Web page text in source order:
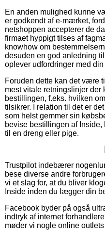
En anden mulighed kunne
er godkendt af e-mærket,
netshoppen accepterer de
firmaet hyppigt tilses af
knowhow om
desuden en god anledning
oplever udfordringer med
Foruden dette kan det være
mest vitale retningslinjer der
bestillingen, f.eks. hvilken
tilsikrer. I relation til det er
som helst gemmer sin
bevise bestillingen af
til en dreng eller pige.
Trustpilot indebærer
bese diverse andre
vi et slag for, at du bliver
Inside inden du lægger din
Facebook byder på også
indtryk af internet
møder vi nogle online